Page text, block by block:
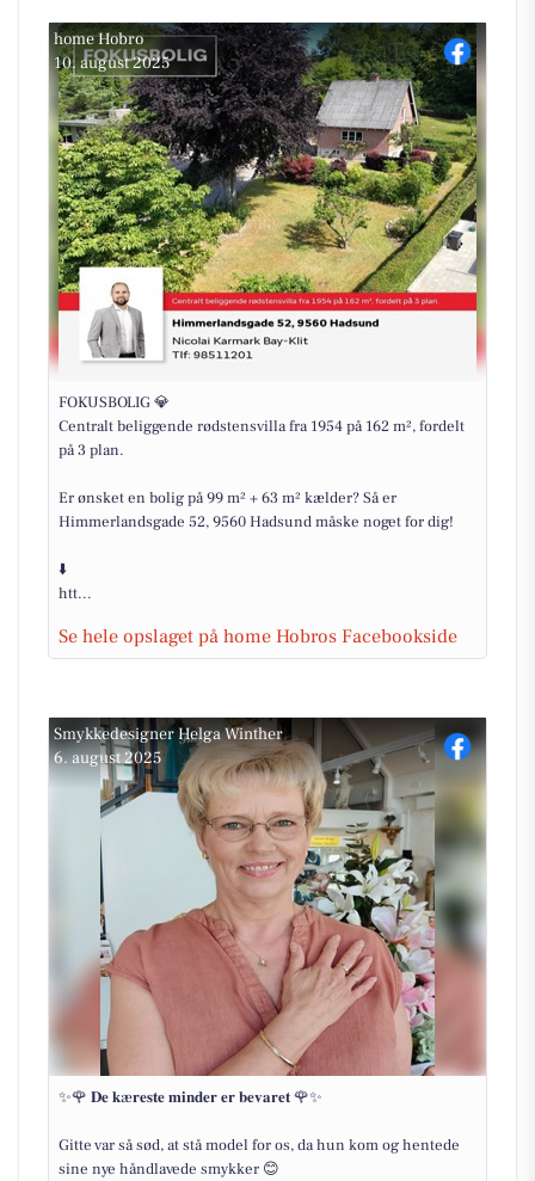
home Hobro
10. august 2025
FOKUSBOLIG 💎
Centralt beliggende rødstensvilla fra 1954 på 162 m², fordelt
på 3 plan.
Er ønsket en bolig på 99 m² + 63 m² kælder? Så er
Himmerlandsgade 52, 9560 Hadsund måske noget for dig!
⬇️
htt...
Se hele opslaget på home Hobros Facebookside
Smykkedesigner Helga Winther
6. august 2025
✨🌹 𝐃𝐞 𝐤æ𝐫𝐞𝐬𝐭𝐞 𝐦𝐢𝐧𝐝𝐞𝐫 𝐞𝐫 𝐛𝐞𝐯𝐚𝐫𝐞𝐭 🌹✨
Gitte var så sød, at stå model for os, da hun kom og hentede
sine nye håndlavede smykker 😊